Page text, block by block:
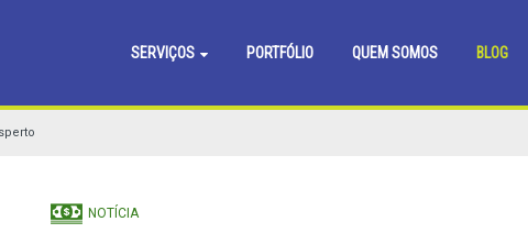
SERVIÇOS PORTFÓLIO QUEM SOMOS BLOG
NOTÍCIA